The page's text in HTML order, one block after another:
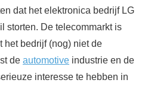
dat het elektronica bedrijf LG
storten. De telecommarkt is
het bedrijf (nog) niet de
de automotive industrie en de
interesse te hebben in